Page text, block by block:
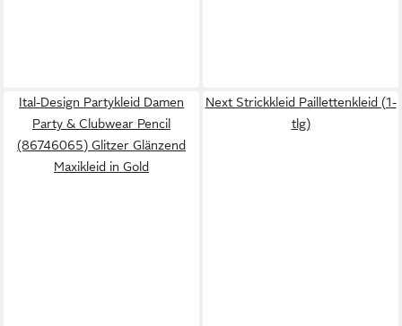
Ital-Design Partykleid Damen
Party & Clubwear Pencil
(86746065) Glitzer Glänzend
Maxikleid in Gold
Next Strickkleid Paillettenkleid (1-
tlg)